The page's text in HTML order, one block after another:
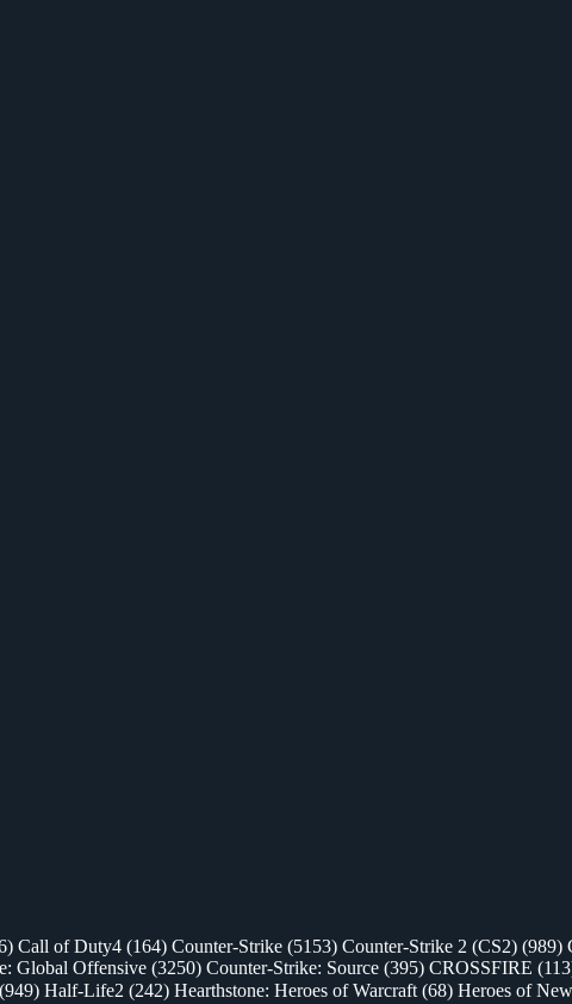
Call of Duty4 (164) Counter-Strike (5153) Counter-Strike 2 (CS2) (989)
Global Offensive (3250) Counter-Strike: Source (395) CROSSFIRE
(949) Half-Life2 (242) Hearthstone: Heroes of Warcraft (68) Heroes of